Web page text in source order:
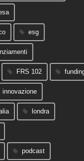
esg
FRS 102
innovazione
londra
podcast